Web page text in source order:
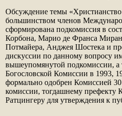
Обсуждение темы
большинством членов
сформирована подкомиссия в
Корбона, Марио де Франса
Потмайера, Анджея Шостека и
дискуссии по данному вопросу
вышеупомянутой подкомиссии, а
Богословской Комиссии в 1993,
формально одобрен Комиссией 30
комиссии, тогдашнему префекту
Ратцингеру для утверждения к